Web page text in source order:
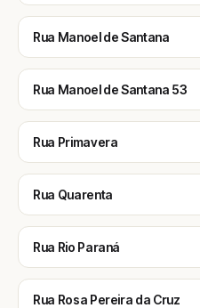
Rua Manoel de Santana
Rua Manoel de Santana 53
Rua Primavera
Rua Quarenta
Rua Rio Paraná
Rua Rosa Pereira da Cruz